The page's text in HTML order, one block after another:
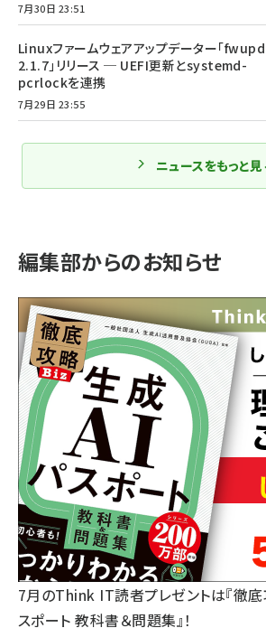
7月30日 23:51
Linuxファームウェアアップデーター「fwupd
2.1.7」リリース ─ UEFI更新とsystemd-
pcrlockを連携
7月29日 23:55
ニュースをもっと
編集部からのお知らせ
7月のThink IT読者プレゼントは『徹
スポート 教科書＆問題集』！